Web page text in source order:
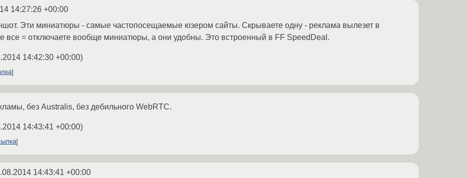
14:27:26 +00:00
Эти миниатюры - самые частопосещаемые юзером сайты. Скрываете одну - реклама вылезет в
все = отключаете вообще миниатюры, а они удобны. Это встроенный в FF SpeedDeal.
14:42:30 +00:00)
без Australis, без дебильного WebRTC.
14:43:41 +00:00)
14:43:41 +00:00